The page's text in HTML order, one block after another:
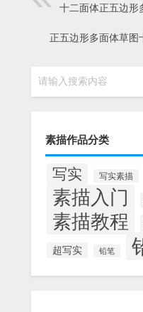
十二面体正五边形
正五边形多面体草图
请输入搜索内容
素描作品分类
写实 写实素描
素描入门
素描教程
超写实 铅笔